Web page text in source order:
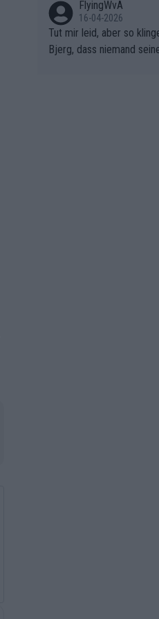
FlyingWvA
16-04-2026
Tut mir leid, aber so
Bjerg, dass niemand